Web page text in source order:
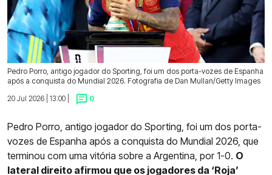
Pedro Porro, antigo jogador do Sporting, foi um dos porta-vozes de Espanha
após a conquista do Mundial 2026. Fotografia de Dan Mullan/Getty Images
20 Jul 2026 | 13:00 |
0
Pedro Porro, antigo jogador do Sporting, foi um dos porta-
vozes de Espanha após a conquista do Mundial 2026, que
terminou com uma vitória sobre a Argentina, por 1-0. O
lateral direito afirmou que os jogadores da ‘Roja’